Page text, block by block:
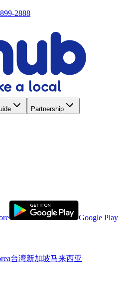
2888
Partnership
Google Play
台湾新加坡马来西亚